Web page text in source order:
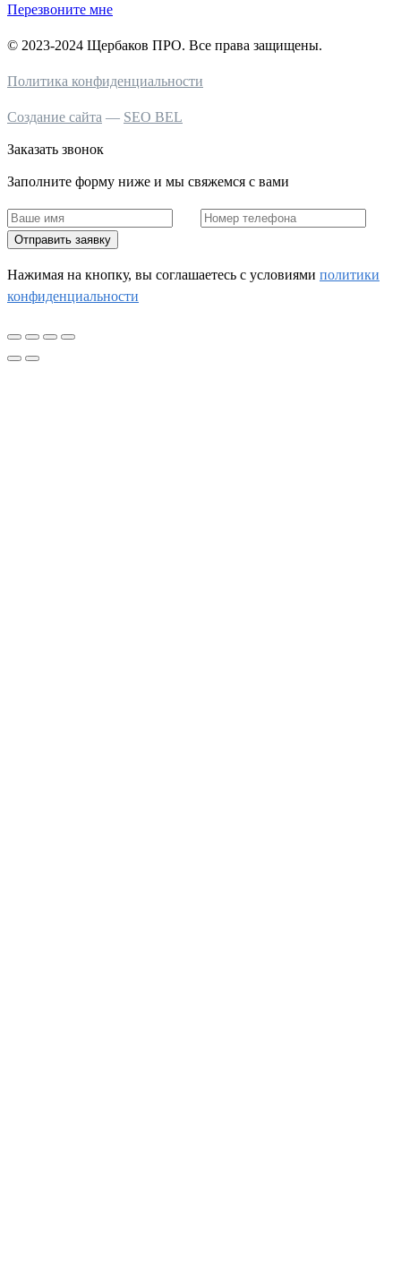
Перезвоните мне
© 2023-2024 Щербаков ПРО. Все права защищены.
Политика конфиденциальности
Создание сайта — SEO BEL
Заказать звонок
Заполните форму ниже и мы свяжемся с вами
Отправить заявку
Нажимая на кнопку, вы соглашаетесь c условиями политики
конфиденциальности